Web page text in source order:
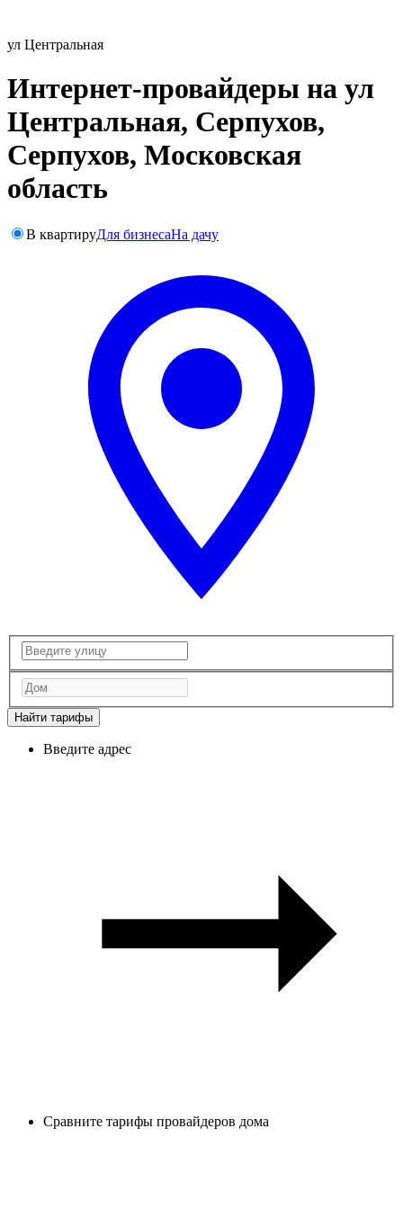
ул Центральная
Интернет-провайдеры на ул
Центральная, Серпухов,
Серпухов, Московская
область
В квартируДля бизнесаНа дачу
Найти тарифы
Введите адрес
Сравните тарифы провайдеров дома